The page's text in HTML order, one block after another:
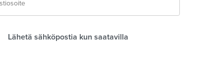
Lähetä sähköpostia kun saatavilla